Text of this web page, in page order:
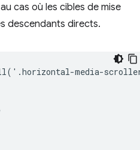
cas où les cibles de mise
descendants directs.
media-